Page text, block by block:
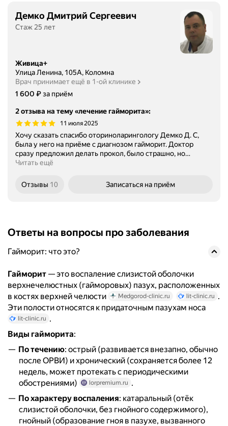
Демко Дмитрий Сергеевич
Стаж 25 лет
Живица+
Улица Ленина, 105А, Коломна
Врач принимает ещё в 1-ой клинике
Цена
1600
1 600 ₽за приём
2 отзыва на тему «лечение гайморита»:
11 июля 2025
Хочу сказать спасибо оториноларингологу Демко Д. С,
была у него на приёме с диагнозом гайморит. Доктор
сразу предложил делать прокол, было страшно, но…
Читать ещё
Отзывы 10 Записаться на приём
Ответы на вопросы про заболевания
Гайморит: что это?
Гайморит — это воспаление слизистой оболочки
верхнечелюстных (гайморовых) пазух, расположенных
в костях верхней челюсти
Medgorod-clinic.ru lit-clinic.ru .
Эти полости относятся к придаточным пазухам носа
lit-clinic.ru .
Виды гайморита:
По течению: острый (развивается внезапно, обычно
после ОРВИ) и хронический (сохраняется более 12
недель, может протекать с периодическими
обострениями)
lorpremium.ru .
По характеру воспаления: катаральный (отёк
слизистой оболочки, без гнойного содержимого),
гнойный (образование гноя в пазухе, вызванного